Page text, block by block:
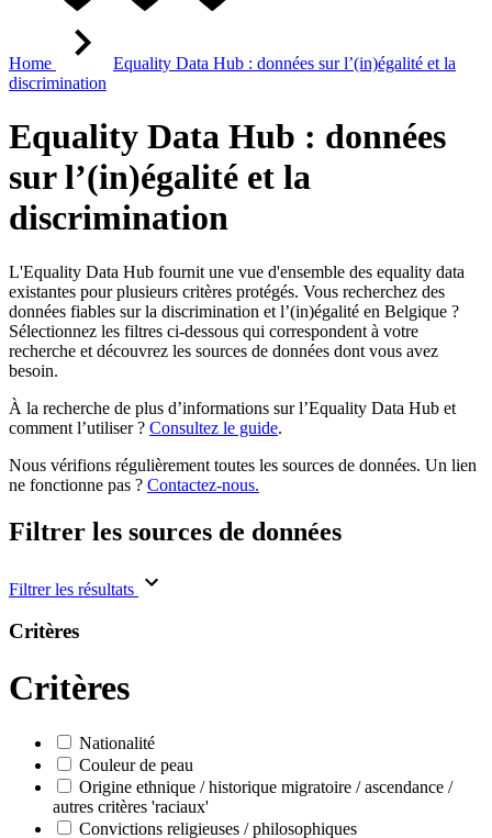
Home
Equality Data Hub : données sur l’(in)égalité et la
discrimination
Equality Data Hub : données
sur l’(in)égalité et la
discrimination
L'Equality Data Hub fournit une vue d'ensemble des equality data
existantes pour plusieurs critères protégés. Vous recherchez des
données fiables sur la discrimination et l’(in)égalité en Belgique ?
Sélectionnez les filtres ci-dessous qui correspondent à votre
recherche et découvrez les sources de données dont vous avez
besoin.
À la recherche de plus d’informations sur l’Equality Data Hub et
comment l’utiliser ? Consultez le guide.
Nous vérifions régulièrement toutes les sources de données. Un lien
ne fonctionne pas ? Contactez-nous.
Filtrer les sources de données
Filtrer les résultats
Critères
Critères
Nationalité
Couleur de peau
Origine ethnique / historique migratoire / ascendance /
autres critères 'raciaux'
Convictions religieuses / philosophiques